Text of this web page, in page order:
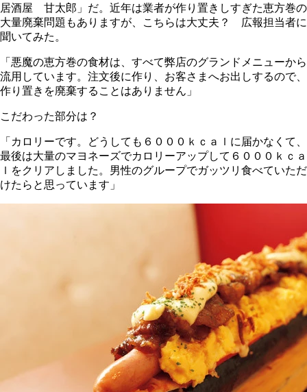
居酒屋 甘太郎」だ。近年は業者が作り置きしすぎた恵方巻の
大量廃棄問題もありますが、こちらは大丈夫？ 広報担当者に
聞いてみた。
「悪魔の恵方巻の食材は、すべて弊店のグランドメニューから
流用しています。注文後に作り、お客さまへお出しするので、
作り置きを廃棄することはありません」
こだわった部分は？
「カロリーです。どうしても６０００ｋｃａｌに届かなくて、
最後は大量のマヨネーズでカロリーアップして６０００ｋｃａ
ｌをクリアしました。男性のグループでガッツリ食べていただ
けたらと思っています」